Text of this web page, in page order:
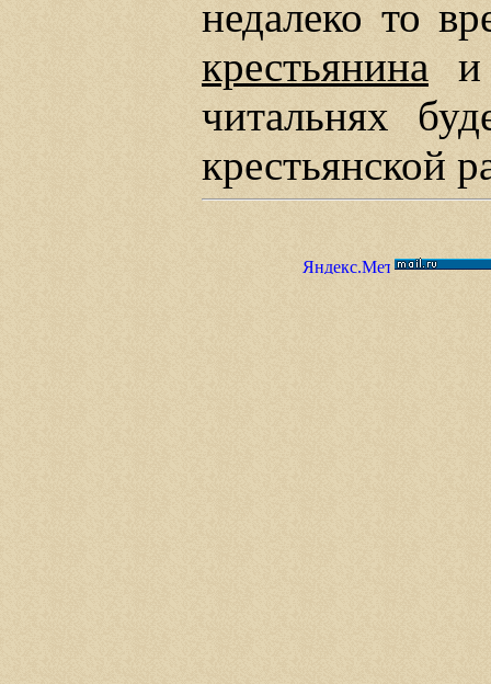
недалеко то
крестьянина и
читальнях
крестьянской